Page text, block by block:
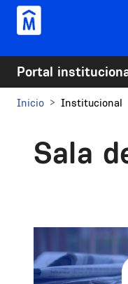
Pasar al contenido
Portal
Inicio Institucional
Sala